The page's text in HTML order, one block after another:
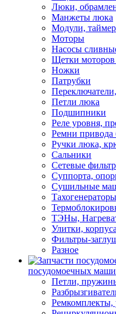
Люки,
Манжеты люка
Модули,
Моторы
Насосы
Щетки моторов
Ножки
Патрубки
Петли люка
Подшипники
Реле уровня,
Ремни привода
Ручки люка,
Сальники
Сетевые
Суппорта,
Сушильные
ТЭНы,
Улитки,
Фильтры-
Разное
посудомоечных
Петли,
Ремкомплекты,